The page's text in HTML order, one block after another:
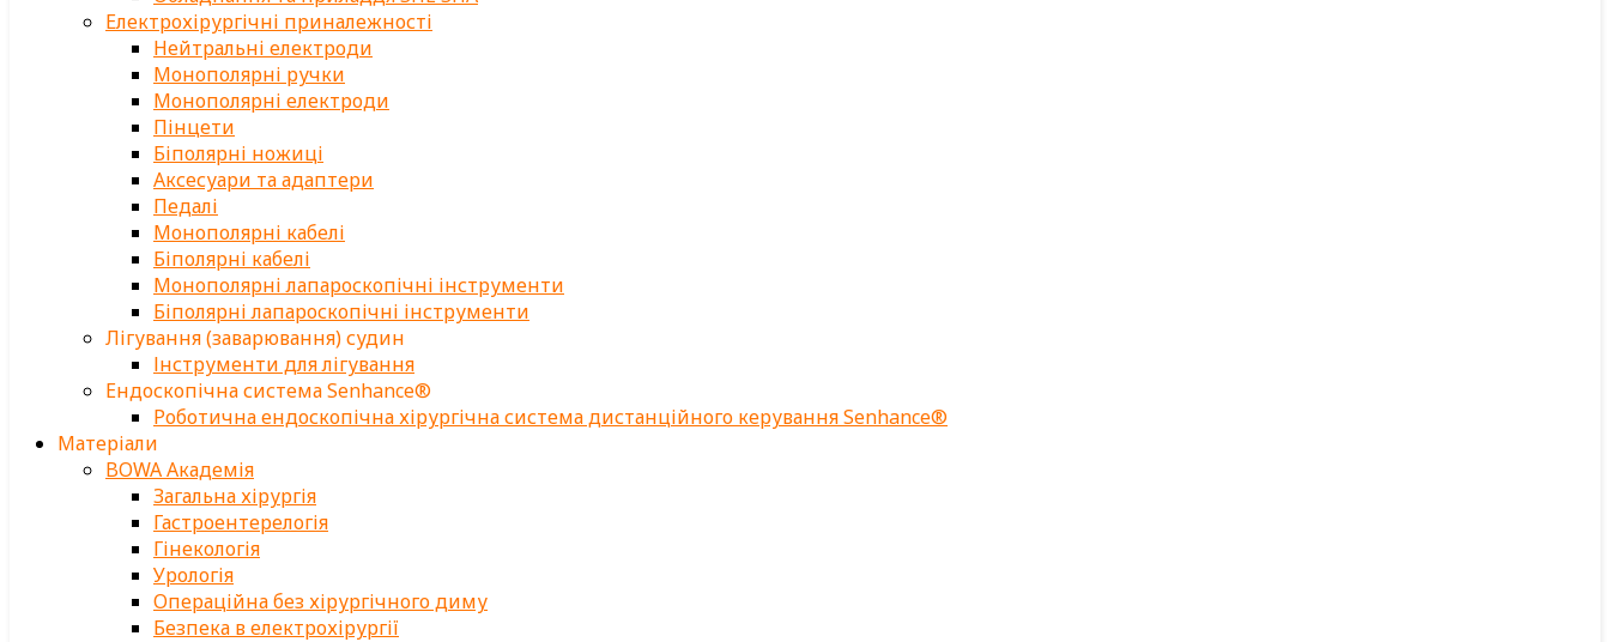
Електрохірургічні приналежності
Нейтральні електроди
Монополярні ручки
Монополярні електроди
Пінцети
Біполярні ножиці
Аксесуари та адаптери
Педалі
Монополярні кабелі
Біполярні кабелі
Монополярні лапароскопічні інструменти
Біполярні лапароскопічні інструменти
Лігування (заварювання) судин
Інструменти для лігування
Ендоскопічна система Senhance®
Роботична ендоскопічна хірургічна система дистанційного керування Senhance®
Матеріали
BOWA Академія
Загальна хірургія
Гастроентерелогія
Гінекологія
Урологія
Операційна без хірургічного диму
Безпека в електрохірургії